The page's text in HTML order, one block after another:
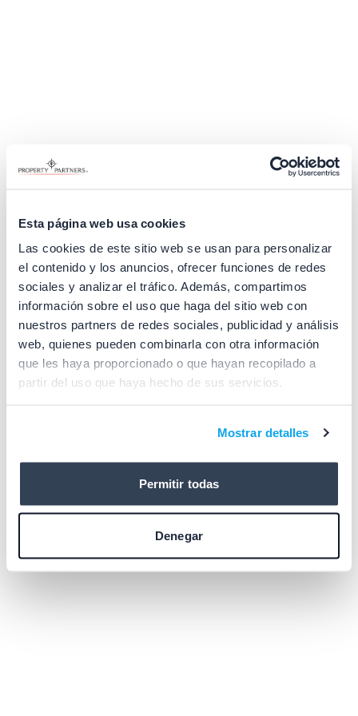
Esta página web usa cookies
Las cookies de este sitio web se usan para personalizar
el contenido y los anuncios, ofrecer funciones de redes
sociales y analizar el tráfico. Además, compartimos
información sobre el uso que haga del sitio web con
nuestros partners de redes sociales, publicidad y análisis
web, quienes pueden combinarla con otra información
que les haya proporcionado o que hayan recopilado a
partir del uso que haya hecho de sus servicios.
Mostrar detalles
Permitir todas
Denegar
Application error: a client-side exception has occurred (see the
browser console for more information).